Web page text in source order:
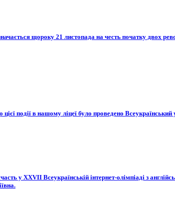
щороку 21 листопада на честь початку двох
події в нашому ліцеї було проведено
у XXVII Всеукраїнській інтернет-олімпіаді з